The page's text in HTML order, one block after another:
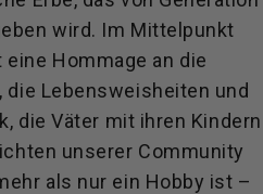
wird. Im Mittelpunkt
Hommage an die
die Lebensweisheiten und
die Väter mit ihren Kindern
unserer Community
als nur ein Hobby ist –